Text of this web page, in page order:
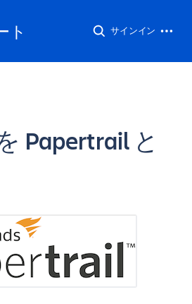
ト サインイン
Papertrail と